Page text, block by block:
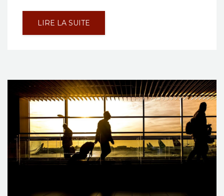
LIRE LA SUITE